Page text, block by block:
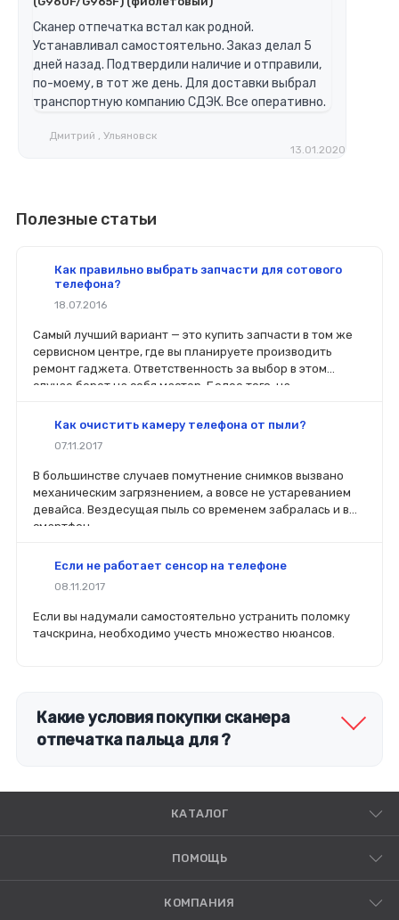
Сканер отпечатка встал как родной.
Устанавливал самостоятельно. Заказ делал 5
дней назад. Подтвердили наличие и отправили,
по-моему, в тот же день. Для доставки выбрал
транспортную компанию СДЭК. Все оперативно.
Дмитрий , Ульяновск
13.01.2020
Полезные статьи
Как правильно выбрать запчасти для сотового
телефона?
18.07.2016
Самый лучший вариант — это купить запчасти в том же
сервисном центре, где вы планируете производить
ремонт гаджета. Ответственность за выбор в этом
случае берет на себя мастер. Более того, на
вы планируете делать ремонт самостоятельно, то выбор
перед покупкой нового модуля старый был в руках. Так
легче сориентироваться в разъемах, элементах
крепления, электрических параметрах и прочих
характеристиках.
Как очистить камеру телефона от пыли?
07.11.2017
В большинстве случаев помутнение снимков вызвано
механическим загрязнением, а вовсе не устареванием
девайса. Вездесущая пыль со временем забралась и в
смартфон.
Если не работает сенсор на телефоне
08.11.2017
Если вы надумали самостоятельно устранить поломку
тачскрина, необходимо учесть множество нюансов.
Какие условия покупки сканера
отпечатка пальца для ?
КАТАЛОГ
ПОМОЩЬ
КОМПАНИЯ